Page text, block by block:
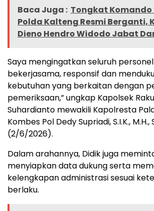
Baca Juga : Tongkat
Polda Kalteng Resmi Berganti,
Dieno Hendro Widodo Jabat
Saya mengingatkan seluruh
bekerjasama, responsif dan
kebutuhan yang berkaitan dengan
pemeriksaan,” ungkap Kapolsek
Suhardianto mewakili Kapolresta
Kombes Pol Dedy Supriadi, S.I.K., M.H.,
(2/6/2026).
Dalam arahannya, Didik juga
menyiapkan data dukung serta
kelengkapan administrasi sesuai
berlaku.